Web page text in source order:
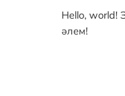
Hello, world!
әлем!